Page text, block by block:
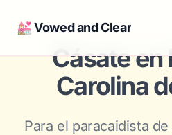
💒 Vowed and Clear
Cásate en
Carolina
Para el paracaidista